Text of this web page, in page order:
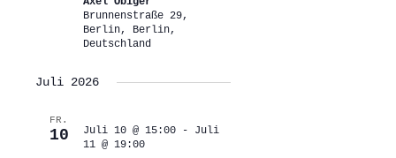
Brunnenstraße 29,
Berlin, Berlin,
Deutschland
Juli 2026
FR.
10 Juli 10 @ 15:00-
Juli
11 @ 19:00